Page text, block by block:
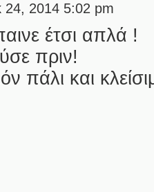
24, 2014 5:02 pm
έτσι απλά !
πριν!
πάλι και